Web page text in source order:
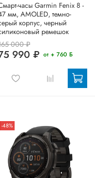
часы Garmin Fenix 8 -
мм, AMOLED, темно-
корпус, черный
ремешок
000 ₽
990 ₽ от + 760 Б
-48%